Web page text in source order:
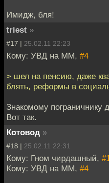
Имидж, бля!
triest »
#17 | 25.02.11 22:23
Кому: УВД на ММ, #4
> шел на пенсию, даже
блять, реформы в
Знакомому пограничнику
Вот так.
Котовод »
#18 | 25.02.11 22:31
Кому: Гном чирдашный,
Кому: УВД на ММ, #4